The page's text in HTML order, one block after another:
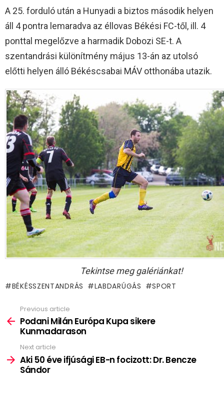
A 25. forduló után a Hunyadi a biztos második helyen
áll 4 pontra lemaradva az éllovas Békési FC-től, ill. 4
ponttal megelőzve a harmadik Dobozi SE-t. A
szentandrási különítmény május 13-án az utolsó
előtti helyen álló Békéscsabai MÁV otthonába utazik.
Tekintse meg galériánkat!
BÉKÉSSZENTANDRÁS LABDARÚGÁS SPORT
more
Previous article
Podani Milán Európa Kupa sikere
Kunmadarason
Next article
Aki 50 éve ifjúsági EB-n focizott: Dr. Bencze
Sándor